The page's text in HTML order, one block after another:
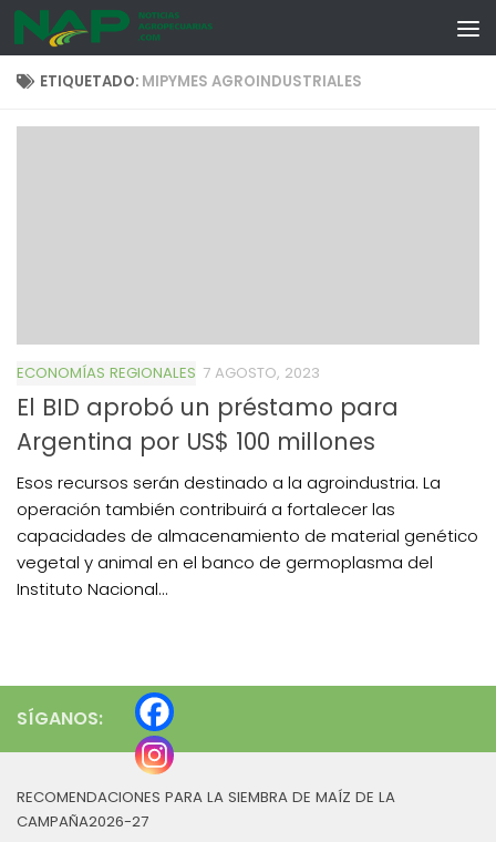
Skip to content
ETIQUETADO: MIPYMES AGROINDUSTRIALES
ECONOMÍAS REGIONALES 7 AGOSTO, 2023
El BID aprobó un préstamo para
Argentina por US$ 100 millones
Esos recursos serán destinado a la agroindustria. La
operación también contribuirá a fortalecer las
capacidades de almacenamiento de material genético
vegetal y animal en el banco de germoplasma del
Instituto Nacional...
SÍGANOS:
RECOMENDACIONES PARA LA SIEMBRA DE MAÍZ DE LA
CAMPAÑA2026-27